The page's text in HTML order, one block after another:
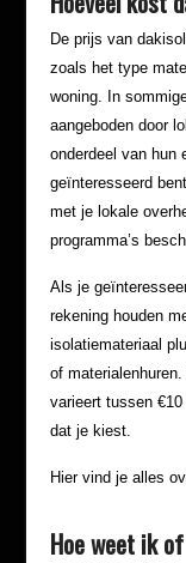
De prijs van
zoals het type
woning. In
aangeboden door
onderdeel van hun
geïnteresseerd
met je lokale
programma’s
Als je
rekening houden
isolatiemateriaal
of
varieert tussen
dat je kiest.
Hier vind je alles
Hoe weet ik